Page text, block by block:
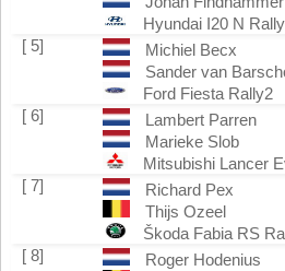
Hyundai I20 N
[ 5]
Michiel Becx
Sander van
Ford Fiesta Rally2
[ 6]
Lambert Parren
Marieke Slob
Mitsubishi Lancer
[ 7]
Richard Pex
Thijs Ozeel
Škoda Fabia RS
[ 8]
Roger Hodenius